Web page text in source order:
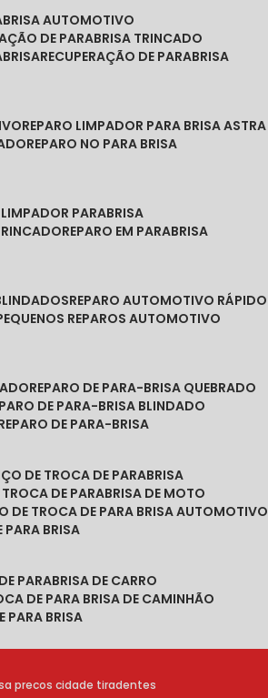
AUTOMOTIVO
DE PARABRISA TRINCADO
RECUPERAÇÃO DE PARABRISA
REPARO LIMPADOR PARA BRISA ASTRA
REPARO NO PARA BRISA
LIMPADOR PARABRISA
REPARO EM PARABRISA
REPARO AUTOMOTIVO RÁPIDO
PEQUENOS REPAROS AUTOMOTIVO
REPARO DE PARA-BRISA QUEBRADO
DE PARA-BRISA BLINDADO
REPARO DE PARA-BRISA
DE TROCA DE PARABRISA
TROCA DE PARABRISA DE MOTO
DE TROCA DE PARA BRISA AUTOMOTIVO
PARA BRISA
PARABRISA DE CARRO
DE PARA BRISA DE CAMINHÃO
PARA BRISA
precos cidade tiradentes